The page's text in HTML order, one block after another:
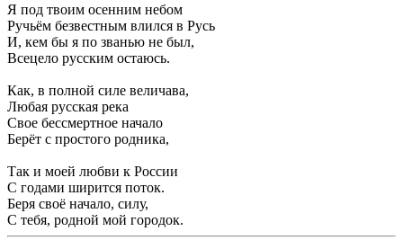
Я под твоим осенним небом
Ручьём безвестным влился в Русь
И, кем бы я по званью не был,
Всецело русским остаюсь.
Как, в полной силе величава,
Любая русская река
Свое бессмертное начало
Берёт с простого родника,
Так и моей любви к России
С годами ширится поток.
Беря своё начало, силу,
С тебя, родной мой городок.